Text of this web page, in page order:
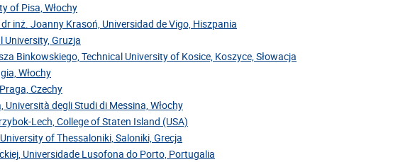
of Pisa, Włochy
inż. Joanny Krasoń, Universidad de Vigo, Hiszpania
University, Gruzja
Binkowskiego, Technical University of Kosice, Koszyce, Słowacja
Włochy
Czechy
degli Studi di Messina, Włochy
Lech, College of Staten Island (USA)
of Thessaloniki, Saloniki, Grecja
Universidade Lusofona do Porto, Portugalia